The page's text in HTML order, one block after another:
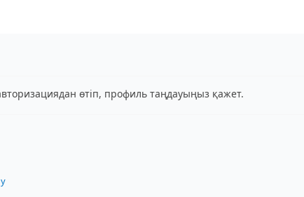
өтіп, профиль таңдауыңыз қажет.